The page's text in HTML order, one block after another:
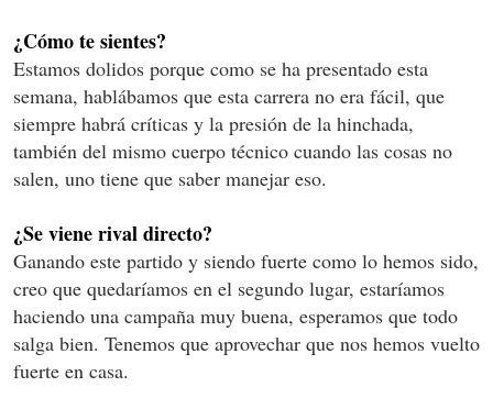
¿Cómo te sientes?
Estamos dolidos porque como se ha presentado esta
semana, hablábamos que esta carrera no era fácil, que
siempre habrá críticas y la presión de la hinchada,
también del mismo cuerpo técnico cuando las cosas no
salen, uno tiene que saber manejar eso.
¿Se viene rival directo?
Ganando este partido y siendo fuerte como lo hemos sido,
creo que quedaríamos en el segundo lugar, estaríamos
haciendo una campaña muy buena, esperamos que todo
salga bien. Tenemos que aprovechar que nos hemos vuelto
fuerte en casa.